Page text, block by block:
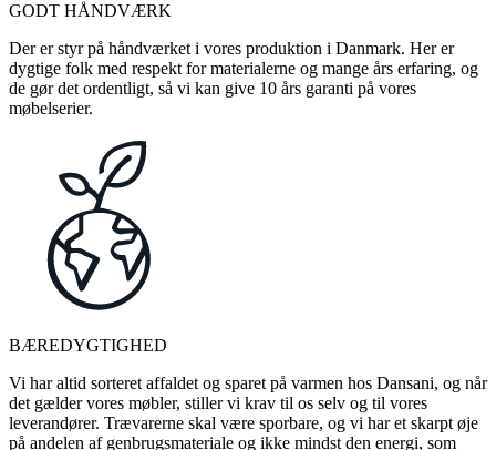
GODT HÅNDVÆRK
Der er styr på håndværket i vores produktion i Danmark. Her er
dygtige folk med respekt for materialerne og mange års erfaring, og
de gør det ordentligt, så vi kan give 10 års garanti på vores
møbelserier.
BÆREDYGTIGHED
Vi har altid sorteret affaldet og sparet på varmen hos Dansani, og når
det gælder vores møbler, stiller vi krav til os selv og til vores
leverandører. Trævarerne skal være sporbare, og vi har et skarpt øje
på andelen af genbrugsmateriale og ikke mindst den energi, som